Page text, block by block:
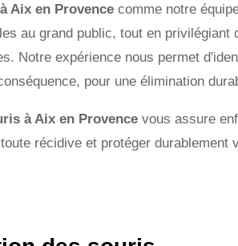
Aix en Provence comme notre
au grand public, tout en
Notre expérience nous permet
pour une élimination
à Aix en Provence vous assure
récidive et protéger durablement